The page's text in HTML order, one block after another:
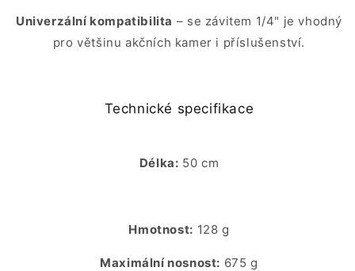
Univerzální kompatibilita – se závitem 1/4" je vhodný
pro většinu akčních kamer i příslušenství.
Technické specifikace
Délka: 50 cm
Hmotnost: 128 g
Maximální nosnost: 675 g